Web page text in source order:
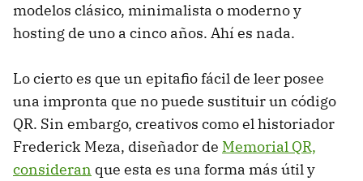
modelos clásico, minimalista o moderno y
hosting de uno a cinco años. Ahí es nada.
Lo cierto es que un epitafio fácil de leer posee
una impronta que no puede sustituir un código
QR. Sin embargo, creativos como el historiador
Frederick Meza, diseñador de Memorial QR,
consideran que esta es una forma más útil y